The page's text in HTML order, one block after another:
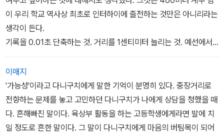
이 우리 학교 역사상 최초로 인터하이에 출전하는 것만은 아니리라는
생각이 든다.
기록을 0.01초 단축하는 것. 거리를 1센티미터 늘리는 것. 예선에서
끝나지 않고 준결승에 올라가는 것. 지구에서 끝나지 않고 현에 올라
가는 것. 각자의 가능성에 도전하는 것. 자세, 주법, 도약법, 투척법,
시합에 임하는 정신. 육상 경기 그 자체. 우리가 모여서 육상을 한다는
그 자체.
그것에 호응하고 싶다. -142~3쪽
이매지
'가능성'이라고 다니구치에게 말한 기억이 분명히 있다. 중장거리로
전향하는 문제를 놓고 고민하던 다니구치가 나에게 상담을 청했을 때
다. 흔해빠진 말이다. 육상부 활동을 하는 고등학생에게라면 발에 치
일 정도로 흔한 말이다. 그 말이 다니구치에게 마음의 버팀목이 되어